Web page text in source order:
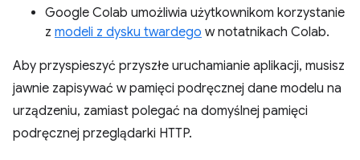
Google Colab umożliwia użytkownikom korzystanie
z modeli z dysku twardego w notatnikach Colab.
Aby przyspieszyć przyszłe uruchamianie aplikacji, musisz
jawnie zapisywać w pamięci podręcznej dane modelu na
urządzeniu, zamiast polegać na domyślnej pamięci
podręcznej przeglądarki HTTP.